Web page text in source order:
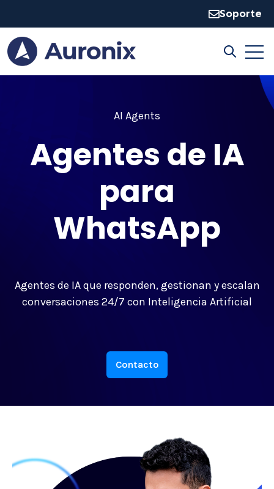
Soporte
Open
AI Agents
Agentes de IA
para
WhatsApp
Agentes de IA que responden, gestionan y escalan
conversaciones 24/7 con Inteligencia Artificial
Contacto